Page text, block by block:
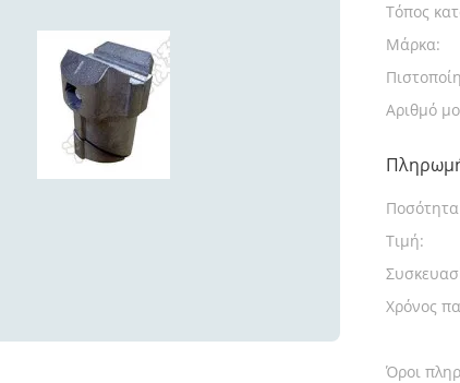
Τόπος
Μάρκα:
Αριθμό
min:
Τιμή:
Χρόνος
Όροι